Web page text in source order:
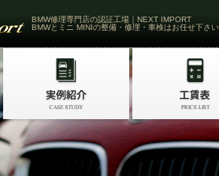
BMW修理専門店の認証工場｜NEXT IMPORT
BMWとミニ MINIの整備・修理・車検はお任せ下さい